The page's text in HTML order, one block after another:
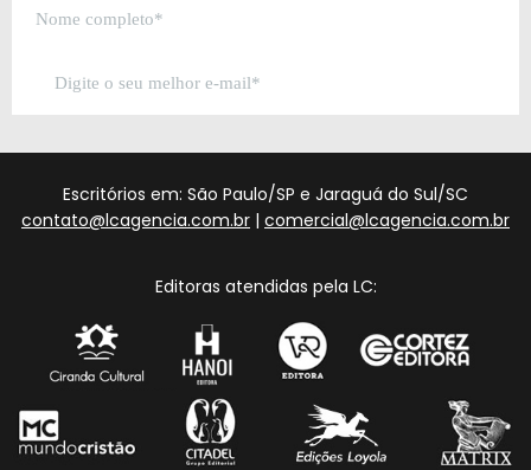
Escritórios em: São Paulo/SP e Jaraguá do Sul/SC
contato@lcagencia.com.br | comercial@lcagencia.com.br
Editoras atendidas pela LC: